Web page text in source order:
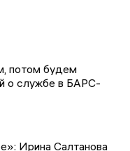
потом будем
о службе в БАРС-
Ирина Салтанова